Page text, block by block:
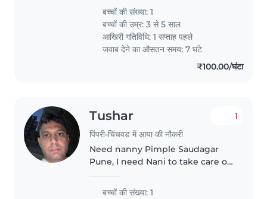
with Infosys and wife is working
with cognizant. My daughter is 5
years old.. need someone..
बच्चों की संख्या: 1
बच्चों की उम्र:3 से 5 साल
आखिरी गतिविधि: 1 सप्ताह पहले
जवाब देने का औसतन समय: 7 घंटे
₹100.00/घंटा
Tushar
पिंपरी-चिंचवड में आया की नौकरी
1
Need nanny Pimple Saudagar
Pune, I need Nani to take care of
बच्चों की संख्या: 1